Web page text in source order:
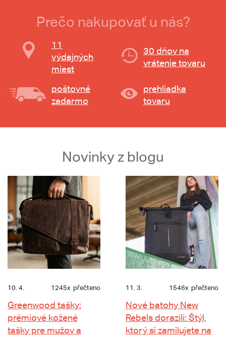
Prečo nakupovať u nás?
11
výdajných
miest
30 dňov na
vrátenie tovaru
poštovné
zadarmo
prehliadka
tovaru
Novinky z blogu
10. 4. 1245x přečteno
Greenwood tašky:
prémiové kožené
tašky pre mužov a
11. 3. 1546x přečteno
Nové batohy New
Rebels dorazili: Štýl,
ktorý si zamilujete na